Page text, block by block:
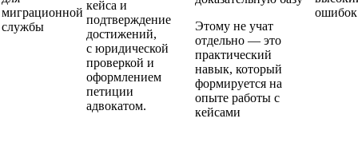
миграционной
службы
кейса и
подтверждение
достижений,
с юридической
проверкой и
оформлением
петиции
адвокатом.
Этому не учат
отдельно — это
практический
навык, который
формируется на
опыте работы с
кейсами
ошибок